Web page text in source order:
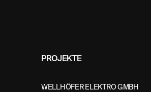
PROJEKTE
WELLHÖFER ELEKTRO GMBH